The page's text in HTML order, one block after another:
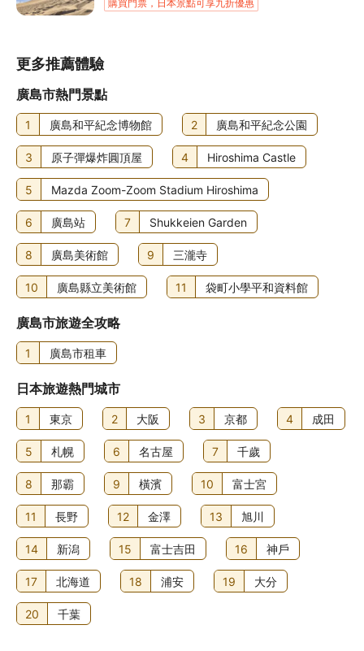
購買門票，日本景點可享九折優惠
更多推薦體驗
廣島市熱門景點
1 廣島和平紀念博物館 2 廣島和平紀念公園
3 原子彈爆炸圓頂屋 4 Hiroshima Castle
5 Mazda Zoom-Zoom Stadium Hiroshima
6 廣島站 7 Shukkeien Garden
8 廣島美術館 9 三瀧寺
10 廣島縣立美術館 11 袋町小學平和資料館
廣島市旅遊全攻略
1 廣島市租車
日本旅遊熱門城市
1 東京 2 大阪 3 京都 4 成田
5 札幌 6 名古屋 7 千歲
8 那霸 9 橫濱 10 富士宮
11 長野 12 金澤 13 旭川
14 新潟 15 富士吉田 16 神戶
17 北海道 18 浦安 19 大分
20 千葉